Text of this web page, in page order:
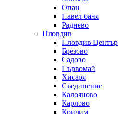
Опан
Павел баня
Раднево
Пловдив
Пловдив Център
Брезово
Садово
Първомай
Хисаря
Съединение
Калояново
Карлово
Кричим